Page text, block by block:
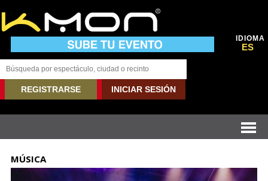
IDIOMA
ES
REGISTRARSE INICIAR SESIÓN
MÚSICA